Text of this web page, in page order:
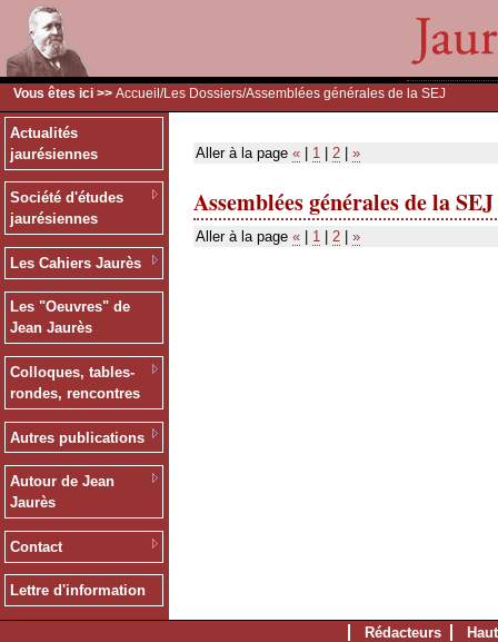
Vous êtes ici >> Accueil /Les Dossiers/Assemblées générales de la SEJ
Actualités
jaurésiennes
Société d'études
jaurésiennes
Les Cahiers Jaurès
Les "Oeuvres" de
Jean Jaurès
Colloques, tables-
rondes, rencontres
Autres publications
Autour de Jean
Jaurès
Contact
Lettre d'information
Aller à la page « 1 2 »
Assemblées générales de la SEJ
Aller à la page « 1 2 »
Rédacteurs